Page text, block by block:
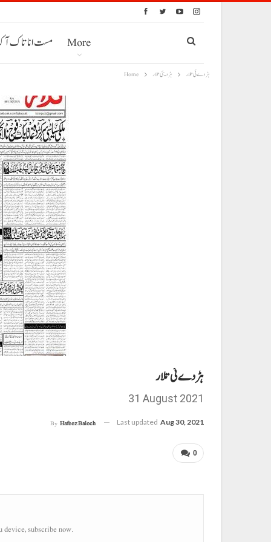
مست انا تاک More
Home ہڑدیئی تلار ہڑدے ئی تلار
ہڑدے ئی تلار
31 August 2021
By Hafeez Baloch Last updated Aug 30, 2021
0
subscribe now.